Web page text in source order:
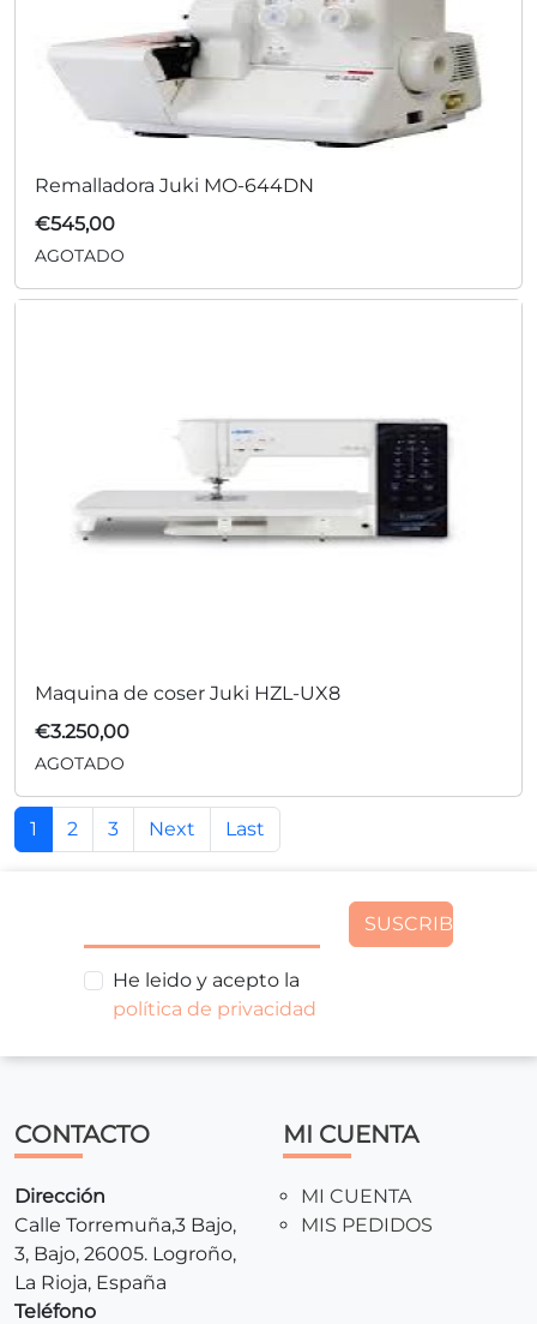
Remalladora Juki MO-644DN
€545,00
AGOTADO
Maquina de coser Juki HZL-UX8
€3.250,00
AGOTADO
1 2 3 Next Last
He leido y acepto la
política de privacidad
SUSCRIBIR
CONTACTO
Dirección
Calle Torremuña,3 Bajo,
3, Bajo, 26005. Logroño,
La Rioja, España
Teléfono
MI CUENTA
MI CUENTA
MIS PEDIDOS